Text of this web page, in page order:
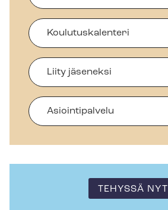
Koulutuskalenteri
Liity jäseneksi
Asiointipalvelu
TEHYSSÄ NYT